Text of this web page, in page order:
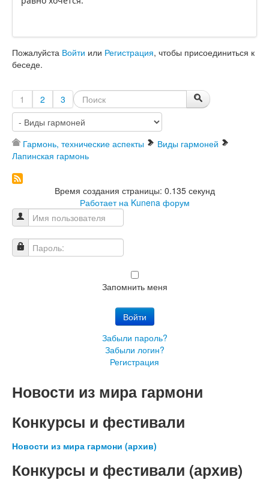
Пожалуйста Войти или Регистрация, чтобы присоединиться к
беседе.
1 2 3
Гармонь, технические аспекты
Виды гармоней
Лапинская гармонь
Время создания страницы: 0.135 секунд
Работает на Kunena форум
Имя пользователя
Пароль:
Запомнить меня
Войти
Забыли пароль?
Забыли логин?
Регистрация
Новости из мира гармони
Конкурсы и фестивали
Новости из мира гармони (архив)
Конкурсы и фестивали (архив)